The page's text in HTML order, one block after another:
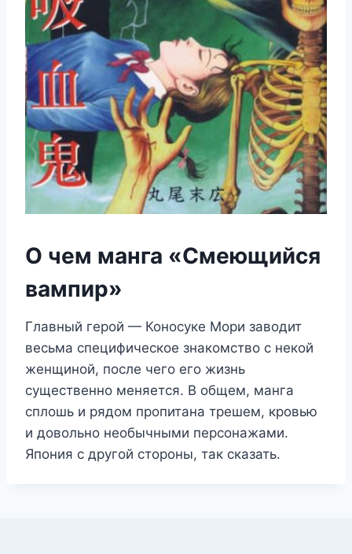
О чем манга «Смеющийся
вампир»
Главный герой — Коносуке Мори заводит
весьма специфическое знакомство с некой
женщиной, после чего его жизнь
существенно меняется. В общем, манга
сплошь и рядом пропитана трешем, кровью
и довольно необычными персонажами.
Япония с другой стороны, так сказать.